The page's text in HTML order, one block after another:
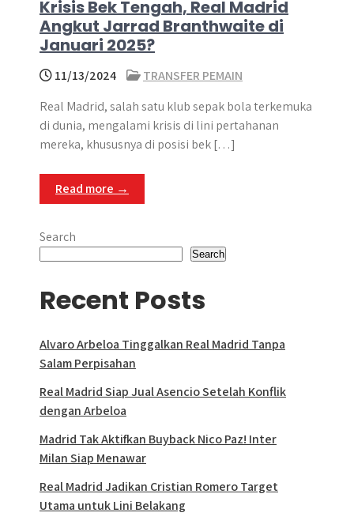
Krisis Bek Tengah, Real Madrid
Angkut Jarrad Branthwaite di
Januari 2025?
11/13/2024
TRANSFER PEMAIN
Real Madrid, salah satu klub sepak bola terkemuka
di dunia, mengalami krisis di lini pertahanan
mereka, khususnya di posisi bek […]
Read more →
Search
Search
Recent Posts
Alvaro Arbeloa Tinggalkan Real Madrid Tanpa
Salam Perpisahan
Real Madrid Siap Jual Asencio Setelah Konflik
dengan Arbeloa
Madrid Tak Aktifkan Buyback Nico Paz! Inter
Milan Siap Menawar
Real Madrid Jadikan Cristian Romero Target
Utama untuk Lini Belakang